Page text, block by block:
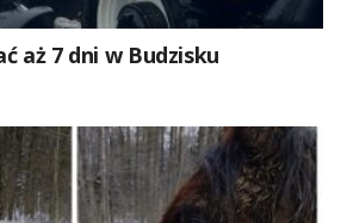
aż 7 dni w Budzisku